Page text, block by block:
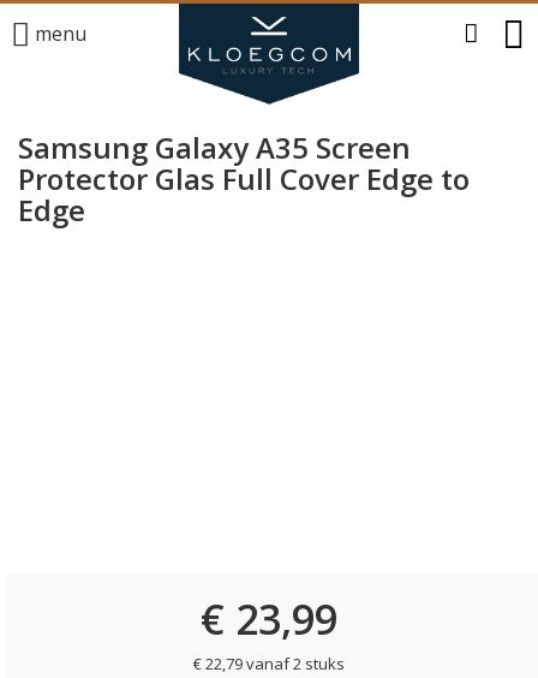
menu
Samsung Galaxy A35 Screen
Protector Glas Full Cover Edge to
Edge
€ 23,99
€ 22,79 vanaf 2 stuks